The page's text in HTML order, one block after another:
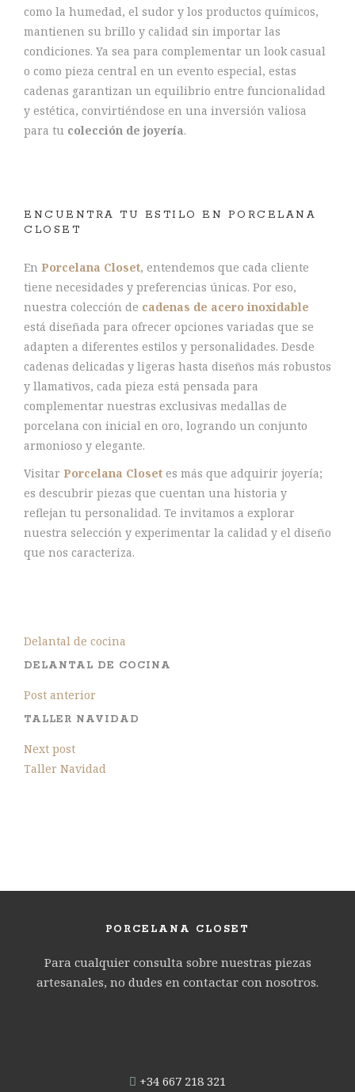
como la humedad, el sudor y los productos químicos,
mantienen su brillo y calidad sin importar las
condiciones. Ya sea para complementar un look casual
o como pieza central en un evento especial, estas
cadenas garantizan un equilibrio entre funcionalidad
y estética, convirtiéndose en una inversión valiosa
para tu colección de joyería.
ENCUENTRA TU ESTILO EN PORCELANA
CLOSET
En Porcelana Closet, entendemos que cada cliente
tiene necesidades y preferencias únicas. Por eso,
nuestra colección de cadenas de acero inoxidable
está diseñada para ofrecer opciones variadas que se
adapten a diferentes estilos y personalidades. Desde
cadenas delicadas y ligeras hasta diseños más robustos
y llamativos, cada pieza está pensada para
complementar nuestras exclusivas medallas de
porcelana con inicial en oro, logrando un conjunto
armonioso y elegante.
Visitar Porcelana Closet es más que adquirir joyería;
es descubrir piezas que cuentan una historia y
reflejan tu personalidad. Te invitamos a explorar
nuestra selección y experimentar la calidad y el diseño
que nos caracteriza.
Delantal de cocina
DELANTAL DE COCINA
Post anterior
TALLER NAVIDAD
Next post
Taller Navidad
PORCELANA CLOSET
Para cualquier consulta sobre nuestras piezas
artesanales, no dudes en contactar con nosotros.
+34 667 218 321‬